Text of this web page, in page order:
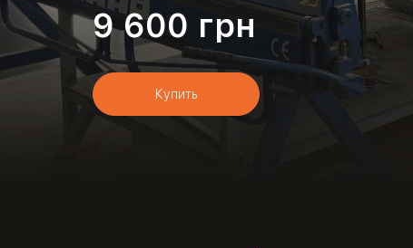
9 600 грн
Купить